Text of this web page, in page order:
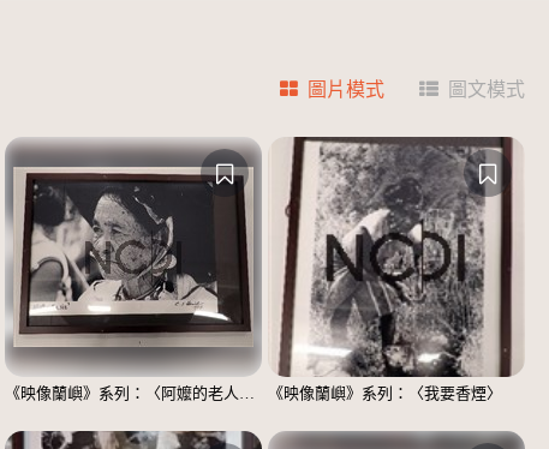
圖片模式 圖文模式
《映像蘭嶼》系列：〈阿嬤的老人斑〉 《映像蘭嶼》系列：〈我要香煙〉